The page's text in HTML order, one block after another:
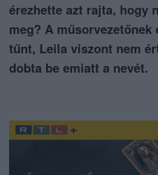
érezhette azt rajta, hogy
meg? A műsorvezetőnek
tűnt, Leila viszont nem
dobta be emiatt a nevét.